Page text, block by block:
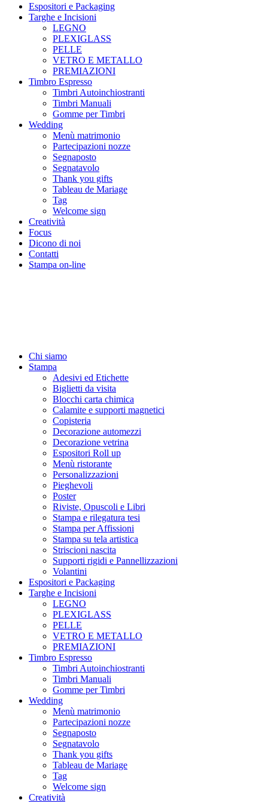
Espositori e Packaging
Targhe e Incisioni
LEGNO
PLEXIGLASS
PELLE
VETRO E METALLO
PREMIAZIONI
Timbro Espresso
Timbri Autoinchiostranti
Timbri Manuali
Gomme per Timbri
Wedding
Menù matrimonio
Partecipazioni nozze
Segnaposto
Segnatavolo
Thank you gifts
Tableau de Mariage
Tag
Welcome sign
Creatività
Focus
Dicono di noi
Contatti
Stampa on-line
Chi siamo
Stampa
Adesivi ed Etichette
Biglietti da visita
Blocchi carta chimica
Calamite e supporti magnetici
Copisteria
Decorazione automezzi
Decorazione vetrina
Espositori Roll up
Menù ristorante
Personalizzazioni
Pieghevoli
Poster
Riviste, Opuscoli e Libri
Stampa e rilegatura tesi
Stampa per Affissioni
Stampa su tela artistica
Striscioni nascita
Supporti rigidi e Pannellizzazioni
Volantini
Espositori e Packaging
Targhe e Incisioni
LEGNO
PLEXIGLASS
PELLE
VETRO E METALLO
PREMIAZIONI
Timbro Espresso
Timbri Autoinchiostranti
Timbri Manuali
Gomme per Timbri
Wedding
Menù matrimonio
Partecipazioni nozze
Segnaposto
Segnatavolo
Thank you gifts
Tableau de Mariage
Tag
Welcome sign
Creatività